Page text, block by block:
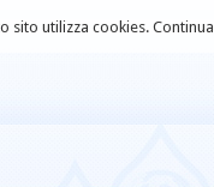
utilizza cookies.